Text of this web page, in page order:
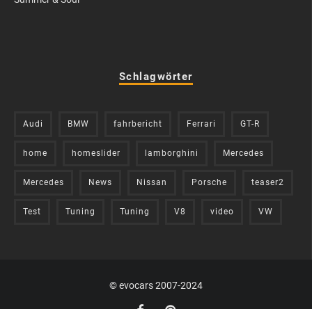
Schlagwörter
Audi BMW fahrbericht Ferrari GT-R
home homeslider lamborghini Mercedes
Mercedes News Nissan Porsche teaser2
Test Tuning Tuning V8 video VW
© evocars 2007-2024